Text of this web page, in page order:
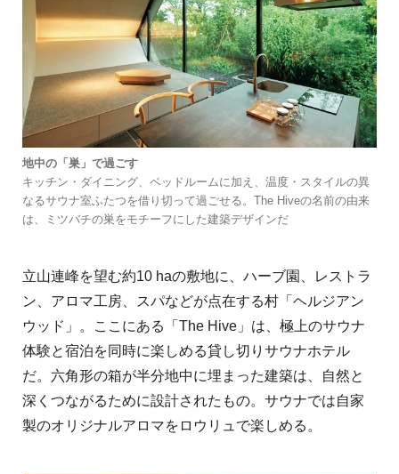
地中の「巣」で過ごす
キッチン・ダイニング、ベッドルームに加え、温度・スタイルの異
なるサウナ室ふたつを借り切って過ごせる。The Hiveの名前の由来
は、ミツバチの巣をモチーフにした建築デザインだ
立山連峰を望む約10 haの敷地に、ハーブ園、レストラ
ン、アロマ工房、スパなどが点在する村「ヘルジアン
ウッド」。ここにある「The Hive」は、極上のサウナ
体験と宿泊を同時に楽しめる貸し切りサウナホテル
だ。六角形の箱が半分地中に埋まった建築は、自然と
深くつながるために設計されたもの。サウナでは自家
製のオリジナルアロマをロウリュで楽しめる。